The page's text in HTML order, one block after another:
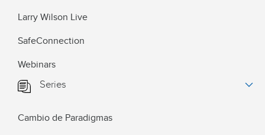
Larry Wilson Live
SafeConnection
Webinars
Series
Cambio de Paradigmas